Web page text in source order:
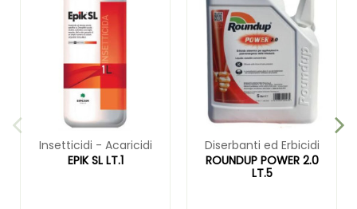
Insetticidi - Acaricidi
EPIK SL LT.1
Diserbanti ed Erbicidi
ROUNDUP POWER 2.0
LT.5